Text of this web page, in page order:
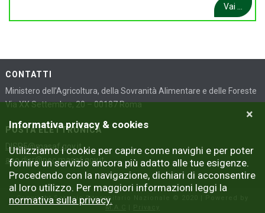
Vai ...
CONTATTI
Ministero dell’Agricoltura, della Sovranità Alimentare e delle Foreste
Via XX Settembre, 20 – 00187 Roma
POSTA ELETTRONICA
DISR5@masaf.gov.it
aoo.disr@pec.masaf.gov.it
Copyright Servizio Fitosanitario Nazionale © 2020 | Powered by
M.A.C
×
Informativa privacy & cookies
Utilizziamo i cookie per capire come navighi e per poter
fornire un servizio ancora più adatto alle tue esigenze.
Procedendo con la navigazione, dichiari di acconsentire
al loro utilizzo. Per maggiori informazioni leggi la
normativa sulla privacy.